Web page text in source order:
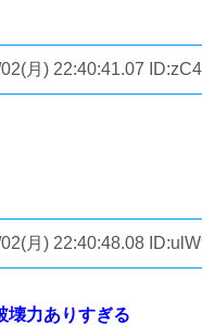
月) 22:40:41.07
月) 22:40:48.08
壊力ありすぎる